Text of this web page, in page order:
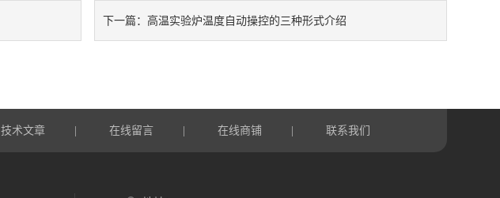
下一篇： 高温实验炉温度自动操控的三种形式介绍
技术文章 在线留言 在线商铺 联系我们